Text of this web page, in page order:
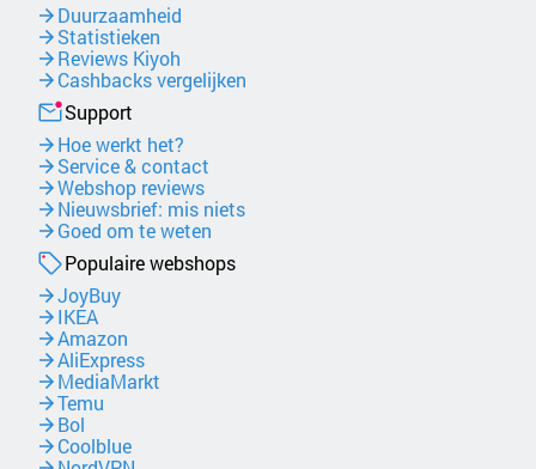
Duurzaamheid
Statistieken
Reviews Kiyoh
Cashbacks vergelijken
Support
Hoe werkt het?
Service & contact
Webshop reviews
Nieuwsbrief: mis niets
Goed om te weten
Populaire webshops
JoyBuy
IKEA
Amazon
AliExpress
MediaMarkt
Temu
Bol
Coolblue